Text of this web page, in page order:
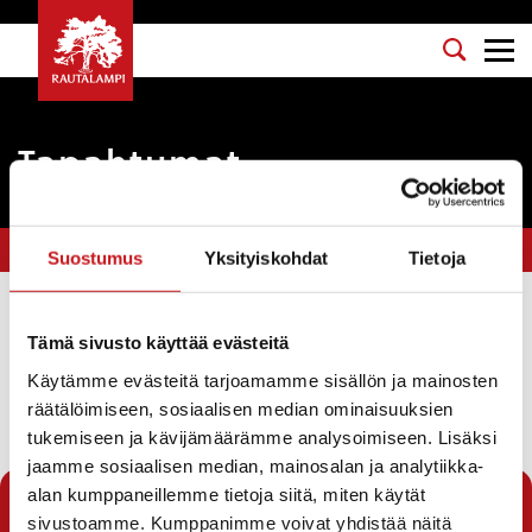
Suostumus Yksityiskohdat Tietoja
Tämä sivusto käyttää evästeitä
Käytämme evästeitä tarjoamamme sisällön ja mainosten
räätälöimiseen, sosiaalisen median ominaisuuksien
tukemiseen ja kävijämäärämme analysoimiseen. Lisäksi
jaamme sosiaalisen median, mainosalan ja analytiikka-
alan kumppaneillemme tietoja siitä, miten käytät
sivustoamme. Kumppanimme voivat yhdistää näitä
Tapahtumat
Olet tässä:Etusivu kylätapahtuma
Suodata
1 2 3 4